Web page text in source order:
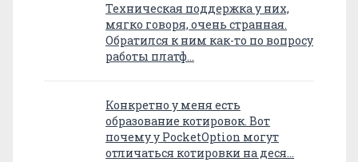
Техническая поддержка у них,
мягко говоря, очень странная.
Обратился к ним как-то по вопросу
работы платф…
Конкретно у меня есть
образование котировок. Вот
почему у PocketOption могут
отличаться котировки на деся…